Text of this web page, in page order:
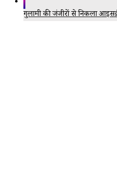
गुलामी की जंजीरों से निकला